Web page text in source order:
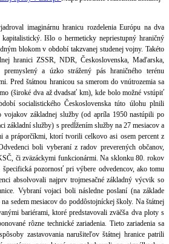
imaginárnu hranicu rozdelenia Európu na dva
Išlo o hermeticky nepriestupný hraničný
blokom v období takzvanej studenej vojny. Takéto
hranici ZSSR, NDR, Československa, Maďarska,
a úzko strážený pás hraničného terénu
Pred štátnou hranicou sa smerom do vnútrozemia sa
(široké dva až dvadsať km), kde bolo možné vstúpiť
socialistického Československa túto úlohu plnili
základnej služby (od apríla 1950 nastúpili po
základní služby) s predĺžením služby na 27 mesiacov a
a práporčíkmi, ktorí tvorili celkovo asi osem percent z
boli vyberaní z radov preverených občanov,
či zväzáckymi funkcionármi. Na sklonku 80. rokov
pozornosť pri výbere odvedencov, ako tomu
absolvovali najprv trojmesačné základný výcvik so
Vybraní vojaci boli následne poslaní (na základe
sedem mesiacov do poddôstojníckej školy. Na štátnej
bariérami, ktoré predstavovali zväčša dva ploty s
rôzne technické zariadenia. Tieto zariadenia sa
zastavovania narušiteľov štátnej hranice patrili